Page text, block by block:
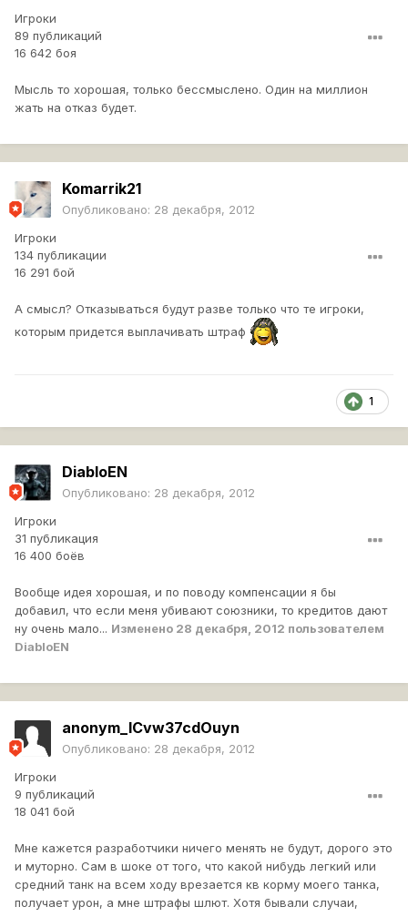
Игроки
89 публикаций
16 642 боя
Мысль то хорошая, только бессмыслено. Один на миллион
жать на отказ будет.
Komarrik21
Опубликовано: 28 декабря, 2012
Игроки
134 публикации
16 291 бой
А смысл? Отказываться будут разве только что те игроки,
которым придется выплачивать штраф
1
DiabloEN
Опубликовано: 28 декабря, 2012
Игроки
31 публикация
16 400 боёв
Вообще идея хорошая, и по поводу компенсации я бы
добавил, что если меня убивают союзники, то кредитов дают
ну очень мало... Изменено 28 декабря, 2012 пользователем
DiabloEN
anonym_lCvw37cdOuyn
Опубликовано: 28 декабря, 2012
Игроки
9 публикаций
18 041 бой
Мне кажется разработчики ничего менять не будут, дорого это
и муторно. Сам в шоке от того, что какой нибудь легкий или
средний танк на всем ходу врезается кв корму моего танка,
получает урон, а мне штрафы шлют. Хотя бывали случаи,